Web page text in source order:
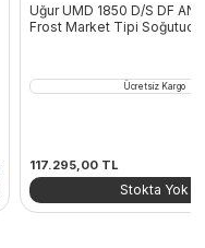
Uğur UMD 1850 D/S DF
Frost Market Tipi
Ücretsiz Kargo
117.295,00 TL
Stokta Yok